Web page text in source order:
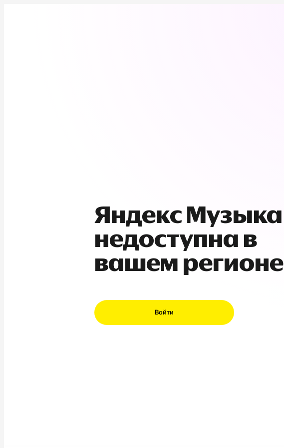
Яндекс Музыка
недоступна в
вашем регионе
Войти